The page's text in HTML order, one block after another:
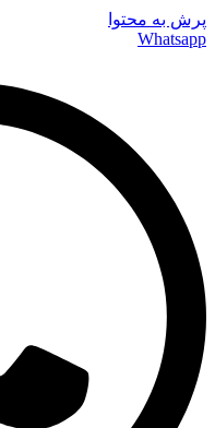
پرش به محتوا
Whatsapp